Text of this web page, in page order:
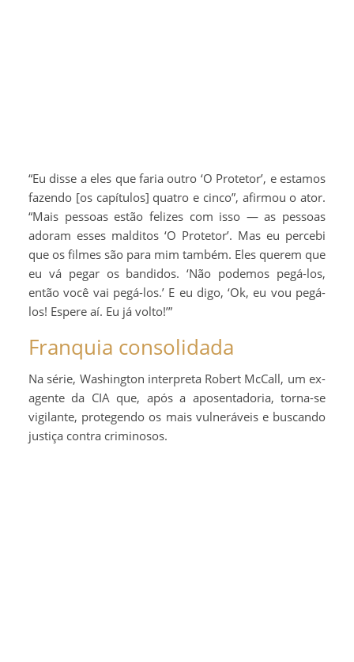
“Eu disse a eles que faria outro ‘O Protetor’, e estamos
fazendo [os capítulos] quatro e cinco”, afirmou o ator.
“Mais pessoas estão felizes com isso — as pessoas
adoram esses malditos ‘O Protetor’. Mas eu percebi
que os filmes são para mim também. Eles querem que
eu vá pegar os bandidos. ‘Não podemos pegá-los,
então você vai pegá-los.’ E eu digo, ‘Ok, eu vou pegá-
los! Espere aí. Eu já volto!’”
Franquia consolidada
Na série, Washington interpreta Robert McCall, um ex-
agente da CIA que, após a aposentadoria, torna-se
vigilante, protegendo os mais vulneráveis e buscando
justiça contra criminosos.